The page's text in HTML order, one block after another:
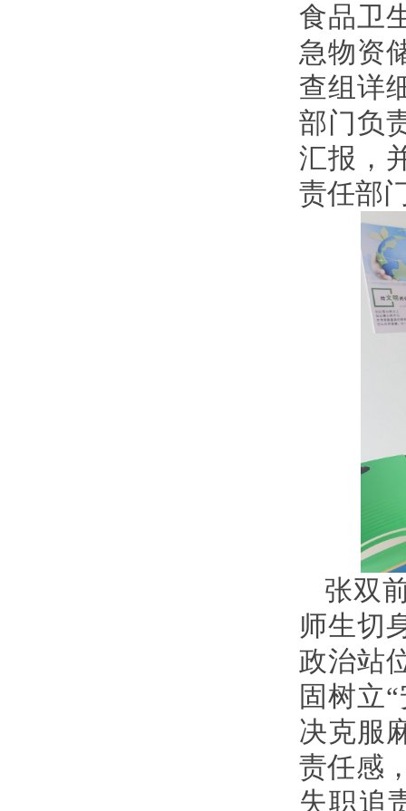
食品卫
急物资
查组详
部门负
汇报，
责任部
张双
师生切
政治站
固树立
决克服
责任感
失职追